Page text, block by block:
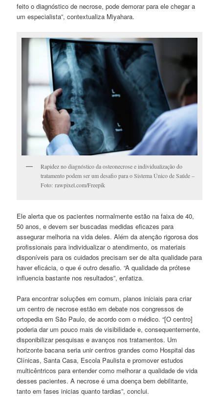
feito o diagnóstico de necrose, pode demorar para ele chegar a
um especialista”, contextualiza Miyahara.
Rapidez no diagnóstico da osteonecrose e individualização do
tratamento podem ser um desafio para o Sistema Único de Saúde –
Foto: rawpixel.com/Freepik
Ele alerta que os pacientes normalmente estão na faixa de 40,
50 anos, e devem ser buscadas medidas eficazes para
assegurar melhoria na vida deles. Além da atenção rigorosa dos
profissionais para individualizar o atendimento, os materiais
disponíveis para os cuidados precisam ser de alta qualidade para
haver eficácia, o que é outro desafio. “A qualidade da prótese
influencia bastante nos resultados”, enfatiza.
Para encontrar soluções em comum, planos iniciais para criar
um centro de necrose estão em debate nos congressos de
ortopedia em São Paulo, de acordo com o médico. “[O centro]
poderia dar um pouco mais de visibilidade e, consequentemente,
disponibilizar pesquisas e avanços nos tratamentos. Um
horizonte bacana seria unir centros grandes como Hospital das
Clínicas, Santa Casa, Escola Paulista e promover estudos
multicêntricos para entender como melhorar a qualidade de vida
desses pacientes. A necrose é uma doença bem debilitante,
tanto em fases inicias quanto tardias”, conclui.